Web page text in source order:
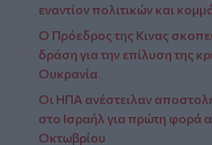
εναντίον πολιτικών και
Ο Πρόεδρος της Κινας
δράση για την επίλυση της
Ουκρανία
Οι ΗΠΑ ανέστειλαν
στο Ισραήλ για πρώτη φορά
Οκτωβρίου